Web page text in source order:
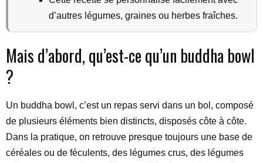
d’autres légumes, graines ou herbes fraîches.
Mais d’abord, qu’est-ce qu’un buddha bowl
?
Un buddha bowl, c’est un repas servi dans un bol, composé
de plusieurs éléments bien distincts, disposés côte à côte.
Dans la pratique, on retrouve presque toujours une base de
céréales ou de féculents, des légumes crus, des légumes